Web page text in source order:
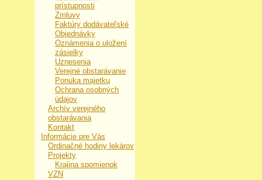
prístupnosti
Zmluvy
Faktúry dodávateľské
Objednávky
Oznámenia o uložení
zásielky
Uznesenia
Verejné obstarávanie
Ponuka majetku
Ochrana osobných
údajov
Archív verejného
obstarávania
Kontakt
Informácie pre Vás
Ordinačné hodiny lekárov
Projekty
Krajina spomienok
VZN